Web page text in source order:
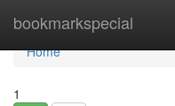
bookmarkspecial
Home
Home
1